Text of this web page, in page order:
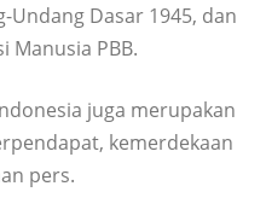
Undang Dasar 1945, dan
Manusia PBB.
juga merupakan
kemerdekaan
pers.